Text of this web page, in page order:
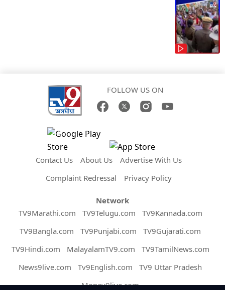
FOLLOW US ON
Contact Us About Us
Advertise With Us
Complaint Redressal
Privacy Policy
Network
TV9Marathi.com
TV9Telugu.com
TV9Kannada.com
TV9Bangla.com
TV9Punjabi.com
TV9Gujarati.com
TV9Hindi.com
MalayalamTV9.com
TV9TamilNews.com
News9live.com
Tv9English.com
TV9 Uttar Pradesh
Money9live.com